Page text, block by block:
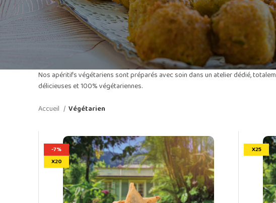
Nos apéritifs végétariens sont préparés avec soin dans un atelier dédié,
délicieuses et 100% végétariennes.
Accueil Végétarien
-7%
X20
X25